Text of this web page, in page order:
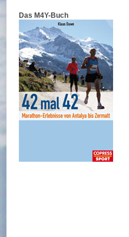
Das M4Y-Buch